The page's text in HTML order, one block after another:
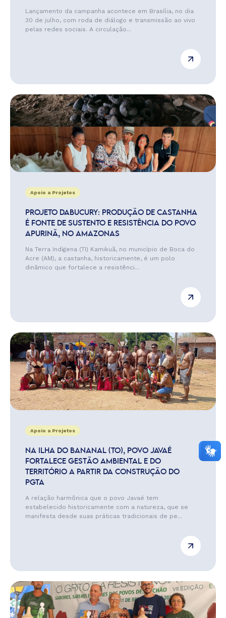
Lançamento da campanha acontece em Brasília, no dia
30 de julho, com roda de diálogo e transmissão ao vivo
pelas redes sociais. A circulação...
Apoio a Projetos
PROJETO DABUCURY: PRODUÇÃO DE CASTANHA
É FONTE DE SUSTENTO E RESISTÊNCIA DO POVO
APURINÃ, NO AMAZONAS
Na Terra Indígena (TI) Kamikuã, no município de Boca do
Acre (AM), a castanha, historicamente, é um polo
dinâmico que fortalece a resistênci...
Apoio a Projetos
NA ILHA DO BANANAL (TO), POVO JAVAÉ
FORTALECE GESTÃO AMBIENTAL E DO
TERRITÓRIO A PARTIR DA CONSTRUÇÃO DO
PGTA
A relação harmônica que o povo Javaé tem
estabelecido historicamente com a natureza, que se
manifesta desde suas práticas tradicionais de pe...